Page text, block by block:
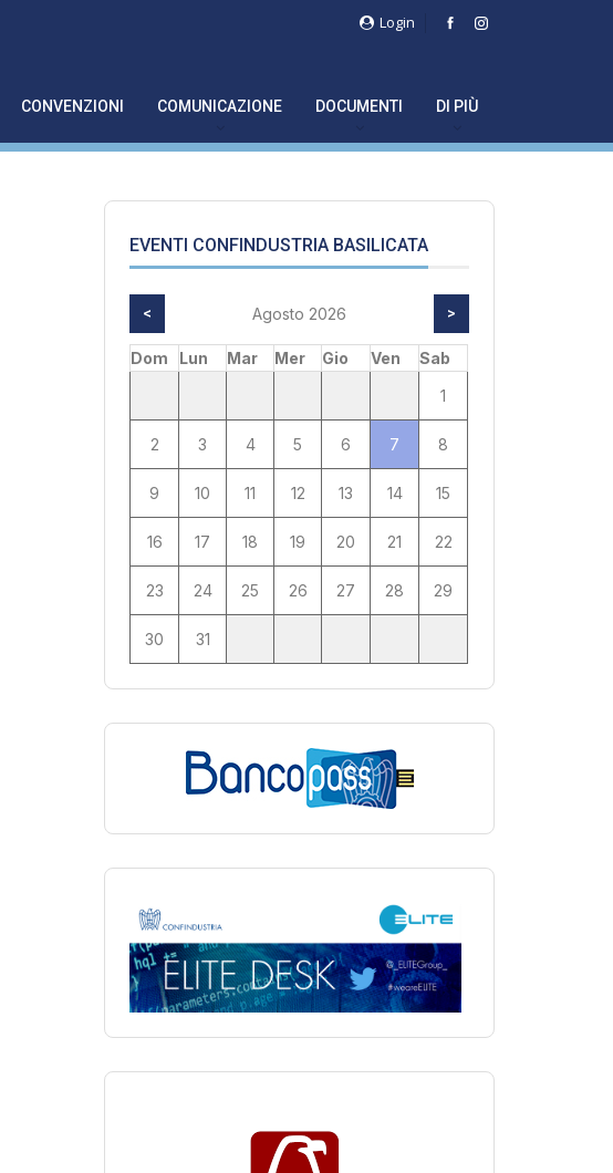
Login
CONVENZIONI COMUNICAZIONE DOCUMENTI DI PIÙ
EVENTI CONFINDUSTRIA BASILICATA
< Agosto 2026 >
Dom Lun Mar Mer Gio Ven
Sab
1
2 3 4 5 6 7 8
9 10 11 12 13 14 15
16 17 18 19 20 21 22
23 24 25 26 27 28 29
30 31